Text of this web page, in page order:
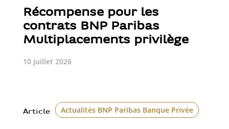
Récompense pour les
contrats BNP Paribas
Multiplacements privilège
10 juillet 2026
Article Actualités BNP Paribas Banque Privée